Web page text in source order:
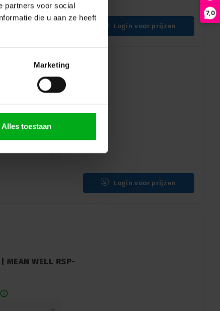
partners voor social
die u aan ze heeft
Marketing
Alles toestaan
7,0
Login voor prijzen
V DC | Mean
Login voor prijzen
WELL RSP-